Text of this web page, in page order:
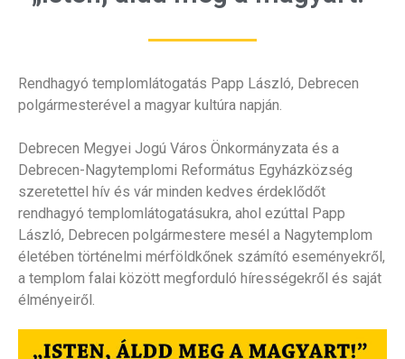
Rendhagyó templomlátogatás Papp László, Debrecen
polgármesterével a magyar kultúra napján.
Debrecen Megyei Jogú Város Önkormányzata és a
Debrecen-Nagytemplomi Református Egyházközség
szeretettel hív és vár minden kedves érdeklődőt
rendhagyó templomlátogatásukra, ahol ezúttal Papp
László, Debrecen polgármestere mesél a Nagytemplom
életében történelmi mérföldkőnek számító eseményekről,
a templom falai között megforduló hírességekről és saját
élményeiről.